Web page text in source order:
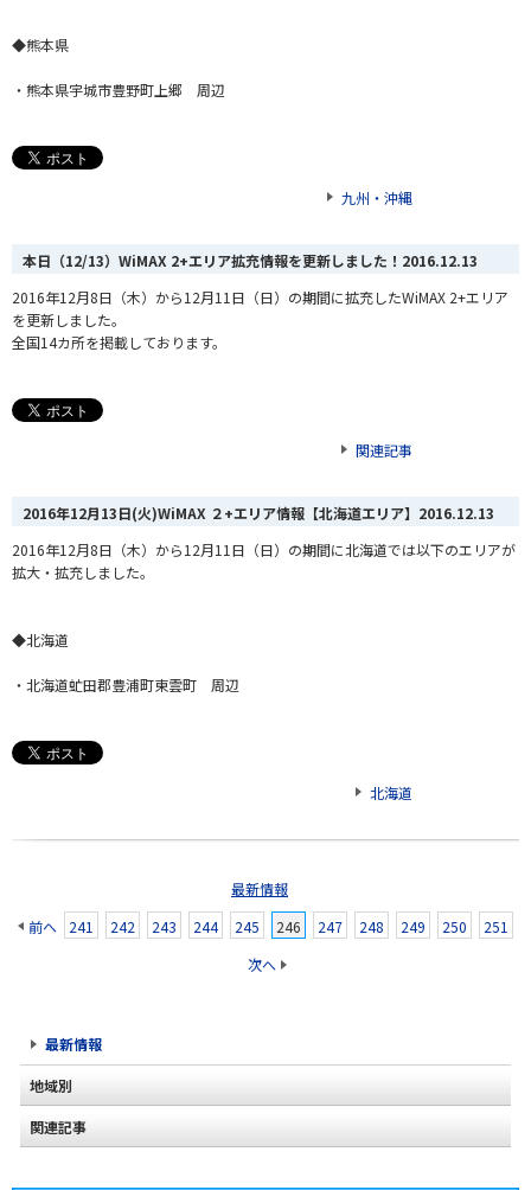
◆熊本県
・熊本県宇城市豊野町上郷 周辺
九州・沖縄
本日（12/13）WiMAX 2+エリア拡充情報を更新しました！ 2016.12.13
2016年12月8日（木）から12月11日（日）の期間に拡充したWiMAX 2+エリア
を更新しました。
全国14カ所を掲載しております。
関連記事
2016年12月13日(火)WiMAX ２+エリア情報【北海道エリア】 2016.12.13
2016年12月8日（木）から12月11日（日）の期間に北海道では以下のエリアが
拡大・拡充しました。
◆北海道
・北海道虻田郡豊浦町東雲町 周辺
北海道
最新情報
前へ
241 242 243 244 245 246 247 248 249 250
251
次へ
最新情報
地域別
北海道
関連記事